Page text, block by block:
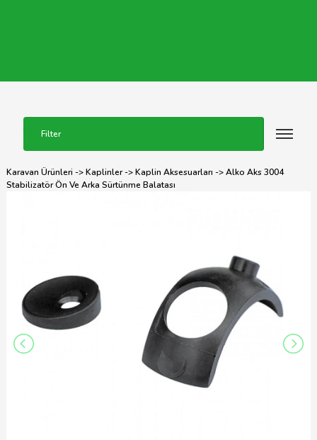
Filter
Karavan Ürünleri ->Kaplinler->Kaplin Aksesuarları -> Alko Aks 3004
Stabilizatör Ön Ve Arka Sürtünme Balatası